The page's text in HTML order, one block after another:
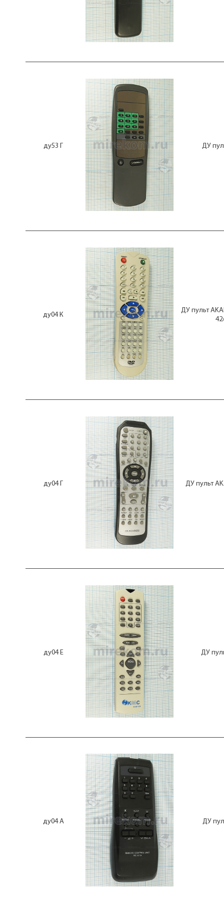
CE-0528AW
CLE-866A
CLE-878
CLE-924
CT-90198
CT-9507
CT-9851
CT-9858
CT-9881
CT-9922
D001B001
D005A001
D005B001
D006A001
D007B001
D009B001
D009C001
D024D001
DF-65
DK-373
DSR-7700,7800,8001,8005
DV-1350S
DV-4311
DV-700S
DV-P4745KDS
DVB-T2+3
DVDP-121K
DVDP-2402
DVDP-2404
DVDP-2407
DVDP-2417
DY105-230M
E-3743
E6900-X005A
ELECTRON
EUR501380
EUR511300
EUR51851
EUR51973
EUR644660
EUR644666
EUR646925
EUR7621020
EUR7635040
EUR7651120
EUR7717010
FHS 08A
G0833PESA
G1031BMSA
G1069PESA
G1077PESA
G1084PESA
G1342PESA
GA074WJSA
GA372SA
GA520WJSA
GA610WJSA
GJ210
GLD-04-01
GS-8300M
HRC-01
HSD-400
HUAYU H-13E
HUAYU H-15E
HUAYU H-16E
HUAYU RM-120C
HUAYU RM-3335
HUAYU RM-632B
HUAYU RM-827DC
HUAYU RM-842DC
HUAYU RM-D612
HYDFSR-0048HD
HYDFSR-0076WS
HYDFSR-0077BKU
ду53 Г ДУ
ду04 К
ДУ пульт
ду04 Г ДУ пульт
ду04 Е ДУ
ду04 А ДУ